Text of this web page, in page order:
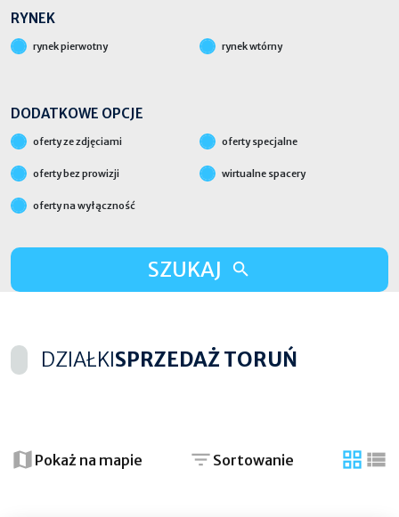
RYNEK
rynek pierwotny rynek wtórny
DODATKOWE OPCJE
oferty ze zdjęciami oferty specjalne
oferty bez prowizji wirtualne spacery
oferty na wyłączność
SZUKAJ
DZIAŁKISPRZEDAŻ TORUŃ
−Pokaż na mapie Sortowanie
tabela